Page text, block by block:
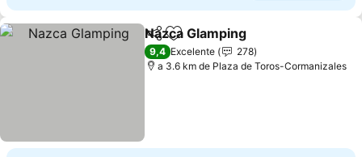
PartilharAdicionar aos favoritos
Nazca Glamping
9,4 Excelente
278
a 3.6 km de Plaza de Toros-Cormanizales